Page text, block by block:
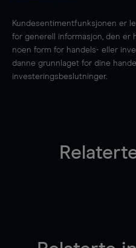
Kundesentimentfunksjonen er
for generell informasjon, den er
noen form for handels- eller
danne grunnlaget for dine
investeringsbeslutninger.